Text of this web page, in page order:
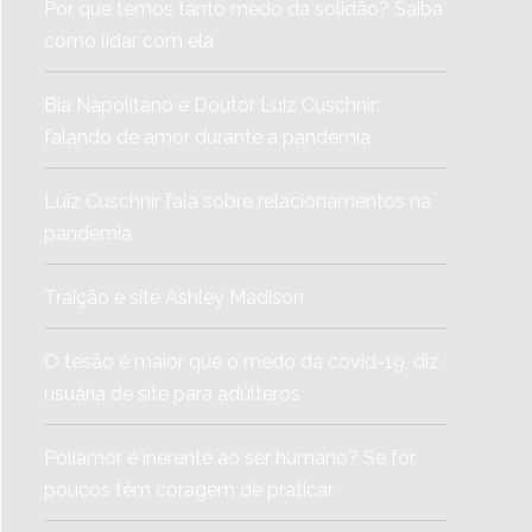
Por que temos tanto medo da solidão? Saiba
como lidar com ela
Bia Napolitano e Doutor Luiz Cuschnir:
falando de amor durante a pandemia
Luiz Cuschnir fala sobre relacionamentos na
pandemia
Traição e site Ashley Madison
O tesão é maior que o medo da covid-19, diz
usuária de site para adúlteros
Poliamor é inerente ao ser humano? Se for,
poucos têm coragem de praticar